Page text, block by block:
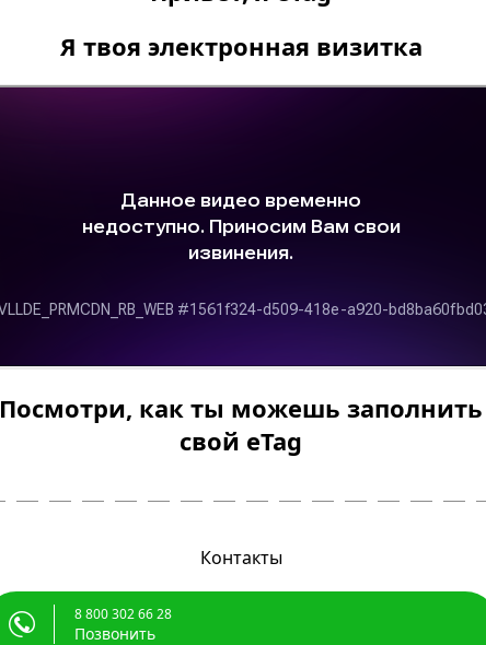
Я твоя электронная визитка
Посмотри, как ты можешь заполнить
свой eTag
Контакты
8 800 302 66 28
Позвонить